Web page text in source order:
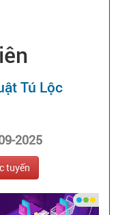
Tú Lộc
2025
tuyến